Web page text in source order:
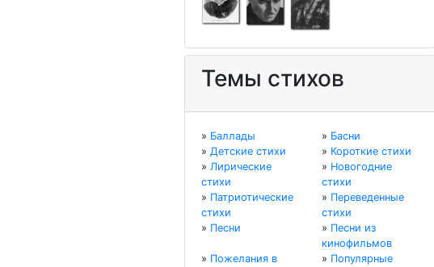
Темы стихов
» Баллады » Басни
» Детские стихи » Короткие стихи
» Лирические
стихи
» Новогодние
стихи
» Патриотические
стихи
» Переведенные
стихи
» Песни » Песни из
кинофильмов
» Пожелания в
» Популярные